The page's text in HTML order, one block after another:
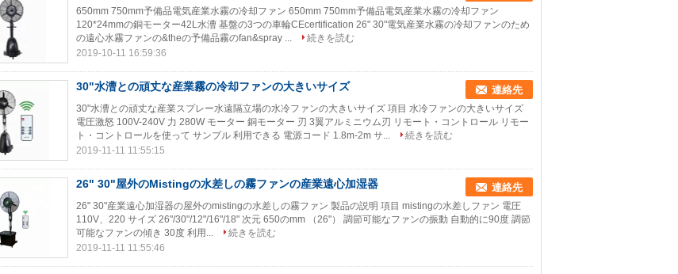
650mm 750mm予備品電気産業水霧の冷却ファン 650mm 750mm予備品電気産業水霧の冷却ファン
120*24mmの銅モーター42L水漕 基盤の3つの車輪CEcertification 26" 30"電気産業水霧の冷却ファンのため
の遠心水霧ファンの&theの予備品霧のfan&spray ...
続きを読む
2019-10-11 16:59:36
30"水漕との頑丈な産業霧の冷却ファンの大きいサイズ 連絡先
30"水漕との頑丈な産業スプレー水遠隔立場の水冷ファンの大きいサイズ 項目 水冷ファンの大きいサイズ
電圧激怒 100V-240V 力 280W モーター 銅モーター 刃 3翼アルミニウム刃 リモート・コントロール リモー
ト・コントロールを使って サンプル 利用できる 電源コード 1.8m-2m サ...
続きを読む
2019-11-11 11:55:15
26" 30"屋外のMistingの水差しの霧ファンの産業遠心加湿器 連絡先
26" 30"産業遠心加湿器の屋外のmistingの水差しの霧ファン 製品の説明 項目 mistingの水差しファン 電圧
110V、220 サイズ 26"/30"/12"/16"/18" 次元 650のmm （26"） 調節可能なファンの振動 自動的に90度 調節
可能なファンの傾き 30度 利用...
続きを読む
2019-11-11 11:55:46